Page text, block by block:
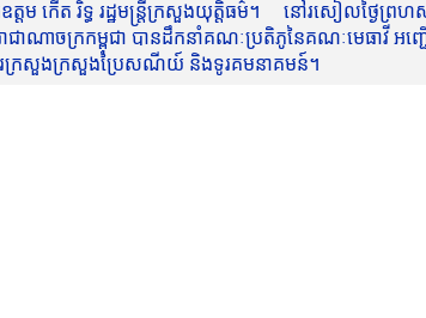
កើត រិទ្ធ រដ្ឋមន្ត្រីក្រសួងយុត្តិធម៌។ នៅរសៀលថ្ងៃព្រហស្
ាណាចក្រកម្ពុជា បានដឹកនាំគណៈប្រតិភូនៃគណៈមេធាវី អញ្
ារក្រសួងក្រសួងប្រៃសណីយ៍ និងទូរគមនាគមន៍។